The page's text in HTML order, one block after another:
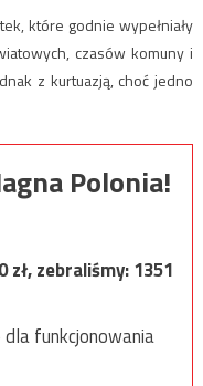
które godnie wypełniały
czasów komuny i
z kurtuazją, choć jedno
Polonia!
zł, zebraliśmy:1351
funkcjonowania